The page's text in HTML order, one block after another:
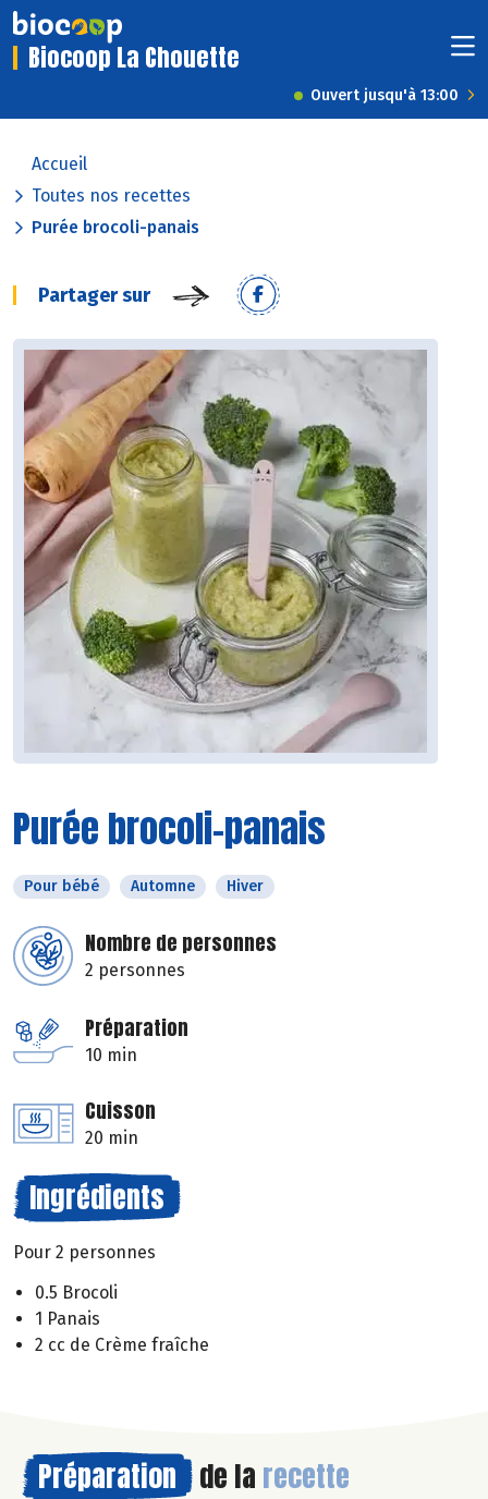
Biocoop La Chouette
Ouvert jusqu'à 13:00
Accueil
Toutes nos recettes
Purée brocoli-panais
Partager sur
Purée brocoli-panais
Pour bébé Automne Hiver
Nombre de personnes
2 personnes
Préparation
10 min
Cuisson
20 min
Ingrédients
Pour 2 personnes
0.5 Brocoli
1 Panais
2 cc de Crème fraîche
Préparation de la recette